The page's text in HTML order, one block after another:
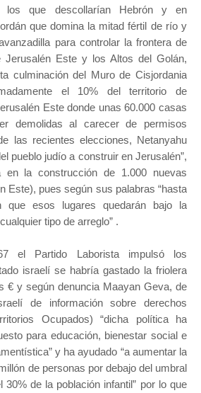
los que descollarían Hebrón y en
que domina la mitad fértil de río y
para controlar la frontera de
Jerusalén Este y los Altos del Golán,
culminación del Muro de Cisjordania
el 10% del territorio de
Este donde unas 60.000 casas
demolidas al carecer de permisos
las recientes elecciones, Netanyahu
pueblo judío a construir en Jerusalén”,
en la construcción de 1.000 nuevas
Este), pues según sus palabras “hasta
que esos lugares quedarán bajo la
tipo de arreglo” .
el Partido Laborista impulsó los
israelí se habría gastado la friolera
€ y según denuncia Maayan Geva, de
de información sobre derechos
Ocupados) “dicha política ha
para educación, bienestar social e
y ha ayudado “a aumentar la
de personas por debajo del umbral
30% de la población infantil” por lo que